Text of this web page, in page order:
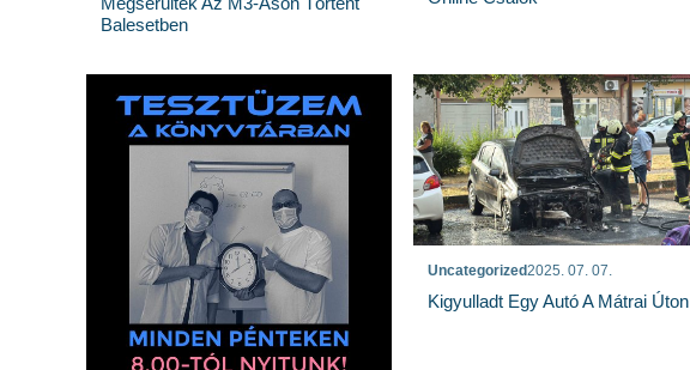
Balesetben
Uncategorized2025. 07. 07.
Kigyulladt Egy Autó A Mátrai Úton